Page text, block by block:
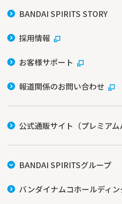
BANDAI SPIRITS STORY
採用情報
お客様サポート
報道関係のお問い合わせ
公式通販サイト（プレミアム
BANDAI SPIRITSグループ
バンダイナムコホールディン